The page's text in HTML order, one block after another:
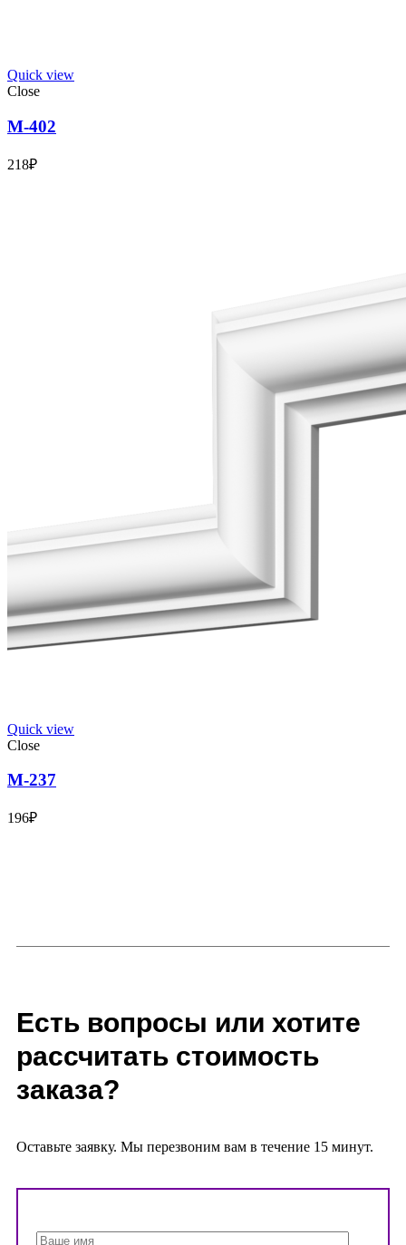
Quick view
Close
М-402
218₽
Quick view
Close
М-237
196₽
Есть вопросы или хотите
рассчитать стоимость
заказа?
Оставьте заявку. Мы перезвоним вам в течение 15 минут.